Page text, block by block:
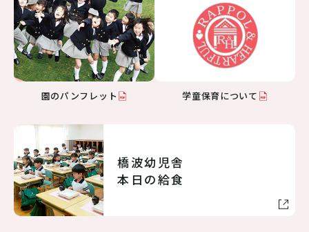
園のパンフレット 学童保育について
橋波幼児舎
本日の給食